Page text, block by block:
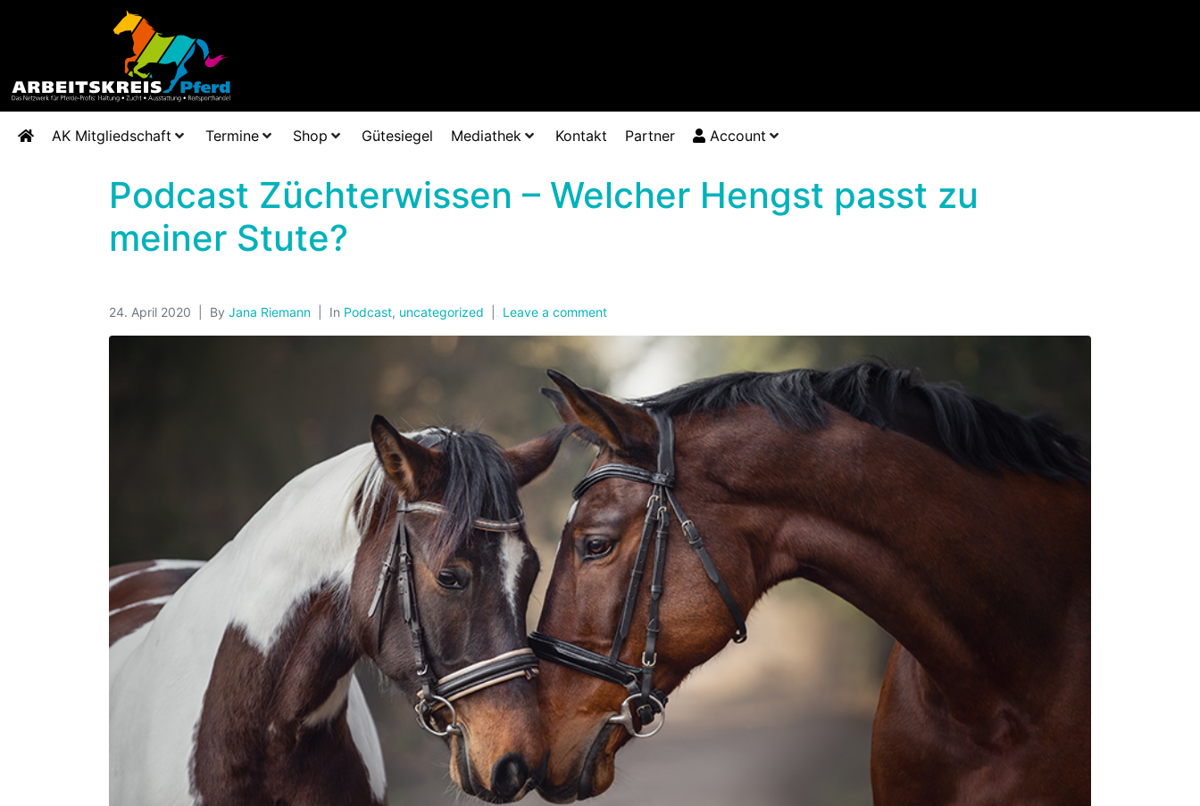
AK Mitgliedschaft Termine Shop Gütesiegel Mediathek Kontakt Partner Account
Podcast Züchterwissen – Welcher Hengst passt zu
meiner Stute?
24. April 2020 By Jana Riemann In Podcast, uncategorized Leave a comment